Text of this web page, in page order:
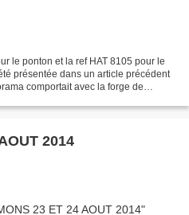
le ponton et la ref HAT 8105 pour le
présentée dans un article précédent
comportait avec la forge de
2014